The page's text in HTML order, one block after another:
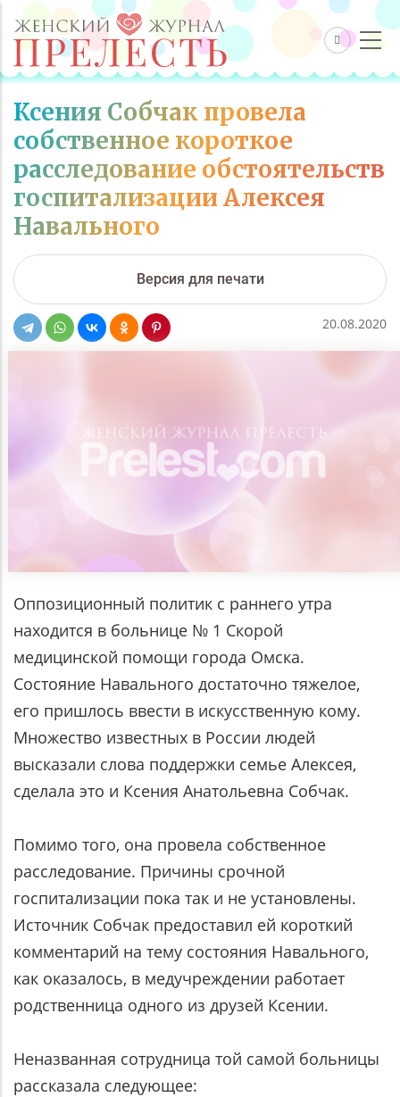
Ксения Собчак провела
собственное короткое
расследование обстоятельств
госпитализации Алексея
Навального
Версия для печати
20.08.2020
Оппозиционный политик с раннего утра
находится в больнице № 1 Скорой
медицинской помощи города Омска.
Состояние Навального достаточно тяжелое,
его пришлось ввести в искусственную кому.
Множество известных в России людей
высказали слова поддержки семье Алексея,
сделала это и Ксения Анатольевна Собчак.
Помимо того, она провела собственное
расследование. Причины срочной
госпитализации пока так и не установлены.
Источник Собчак предоставил ей короткий
комментарий на тему состояния Навального,
как оказалось, в медучреждении работает
родственница одного из друзей Ксении.
Неназванная сотрудница той самой больницы
рассказала следующее: